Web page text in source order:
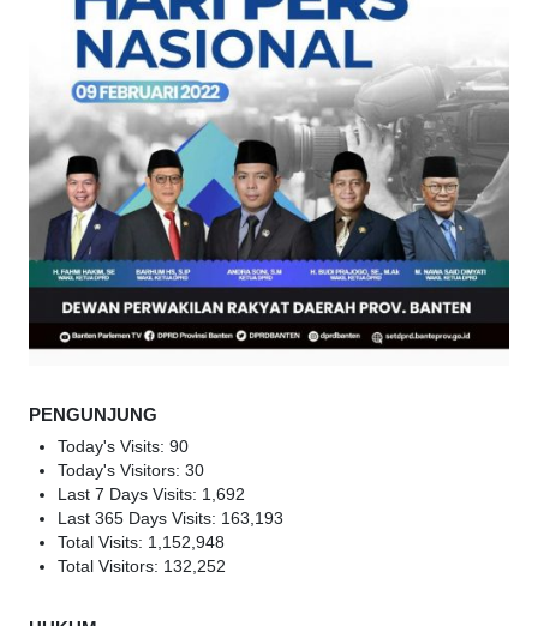
PENGUNJUNG
Today's Visits: 90
Today's Visitors: 30
Last 7 Days Visits: 1,692
Last 365 Days Visits: 163,193
Total Visits: 1,152,948
Total Visitors: 132,252